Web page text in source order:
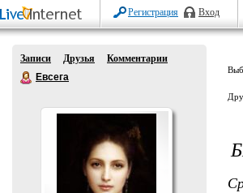
Регистрация Вход
Записи Друзья
Комментарии
Евсега